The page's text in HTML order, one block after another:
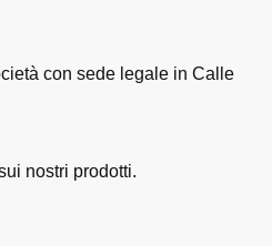
con sede legale in Calle
nostri prodotti.